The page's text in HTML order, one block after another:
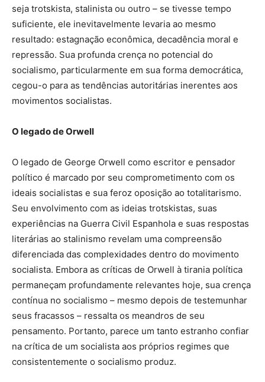
seja trotskista, stalinista ou outro – se tivesse tempo
suficiente, ele inevitavelmente levaria ao mesmo
resultado: estagnação econômica, decadência moral e
repressão. Sua profunda crença no potencial do
socialismo, particularmente em sua forma democrática,
cegou-o para as tendências autoritárias inerentes aos
movimentos socialistas.
O legado de Orwell
O legado de George Orwell como escritor e pensador
político é marcado por seu comprometimento com os
ideais socialistas e sua feroz oposição ao totalitarismo.
Seu envolvimento com as ideias trotskistas, suas
experiências na Guerra Civil Espanhola e suas respostas
literárias ao stalinismo revelam uma compreensão
diferenciada das complexidades dentro do movimento
socialista. Embora as críticas de Orwell à tirania política
permaneçam profundamente relevantes hoje, sua crença
contínua no socialismo – mesmo depois de testemunhar
seus fracassos – ressalta os meandros de seu
pensamento. Portanto, parece um tanto estranho confiar
na crítica de um socialista aos próprios regimes que
consistentemente o socialismo produz.